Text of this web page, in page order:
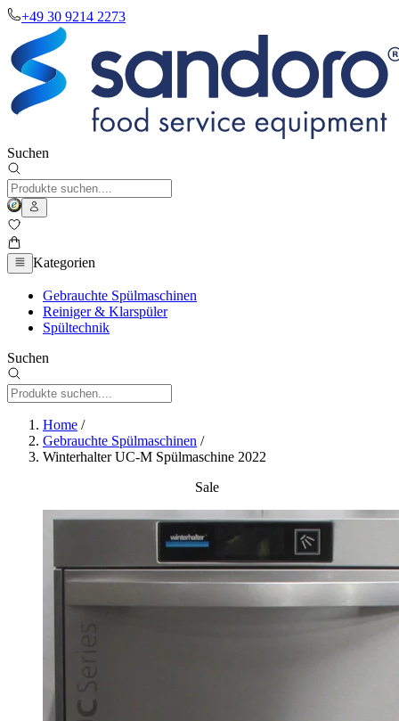
+49 30 9214 2273
Suchen
Kategorien
Gebrauchte Spülmaschinen
Reiniger & Klarspüler
Spültechnik
Suchen
Home /
Gebrauchte Spülmaschinen /
Winterhalter UC-M Spülmaschine 2022
Sale